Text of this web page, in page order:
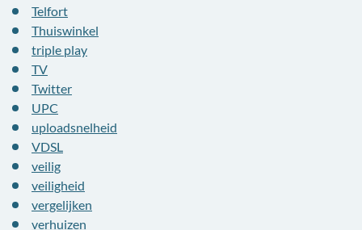
Telfort
Thuiswinkel
triple play
TV
Twitter
UPC
uploadsnelheid
VDSL
veilig
veiligheid
vergelijken
verhuizen